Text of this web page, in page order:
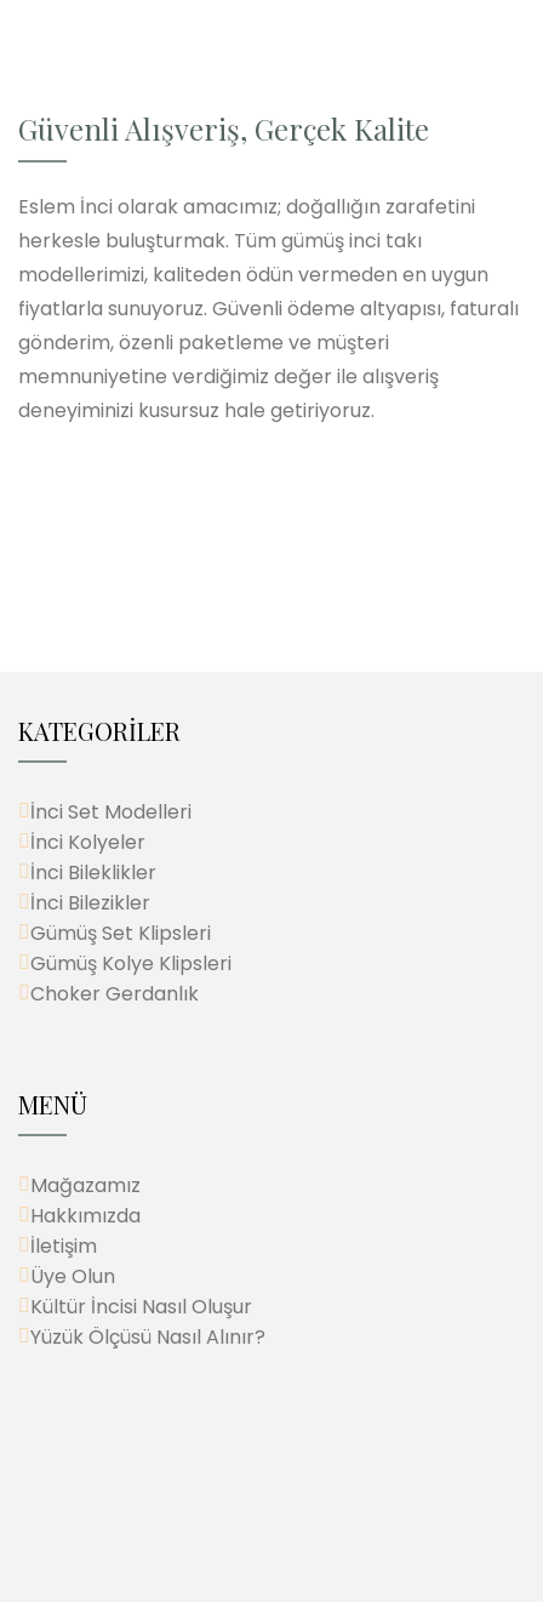
Güvenli Alışveriş, Gerçek Kalite
Eslem İnci olarak amacımız; doğallığın zarafetini
herkesle buluşturmak. Tüm gümüş inci takı
modellerimizi, kaliteden ödün vermeden en uygun
fiyatlarla sunuyoruz. Güvenli ödeme altyapısı, faturalı
gönderim, özenli paketleme ve müşteri
memnuniyetine verdiğimiz değer ile alışveriş
deneyiminizi kusursuz hale getiriyoruz.
KATEGORİLER
İnci Set Modelleri
İnci Kolyeler
İnci Bileklikler
İnci Bilezikler
Gümüş Set Klipsleri
Gümüş Kolye Klipsleri
Choker Gerdanlık
MENÜ
Mağazamız
Hakkımızda
İletişim
Üye Olun
Kültür İncisi Nasıl Oluşur
Yüzük Ölçüsü Nasıl Alınır?